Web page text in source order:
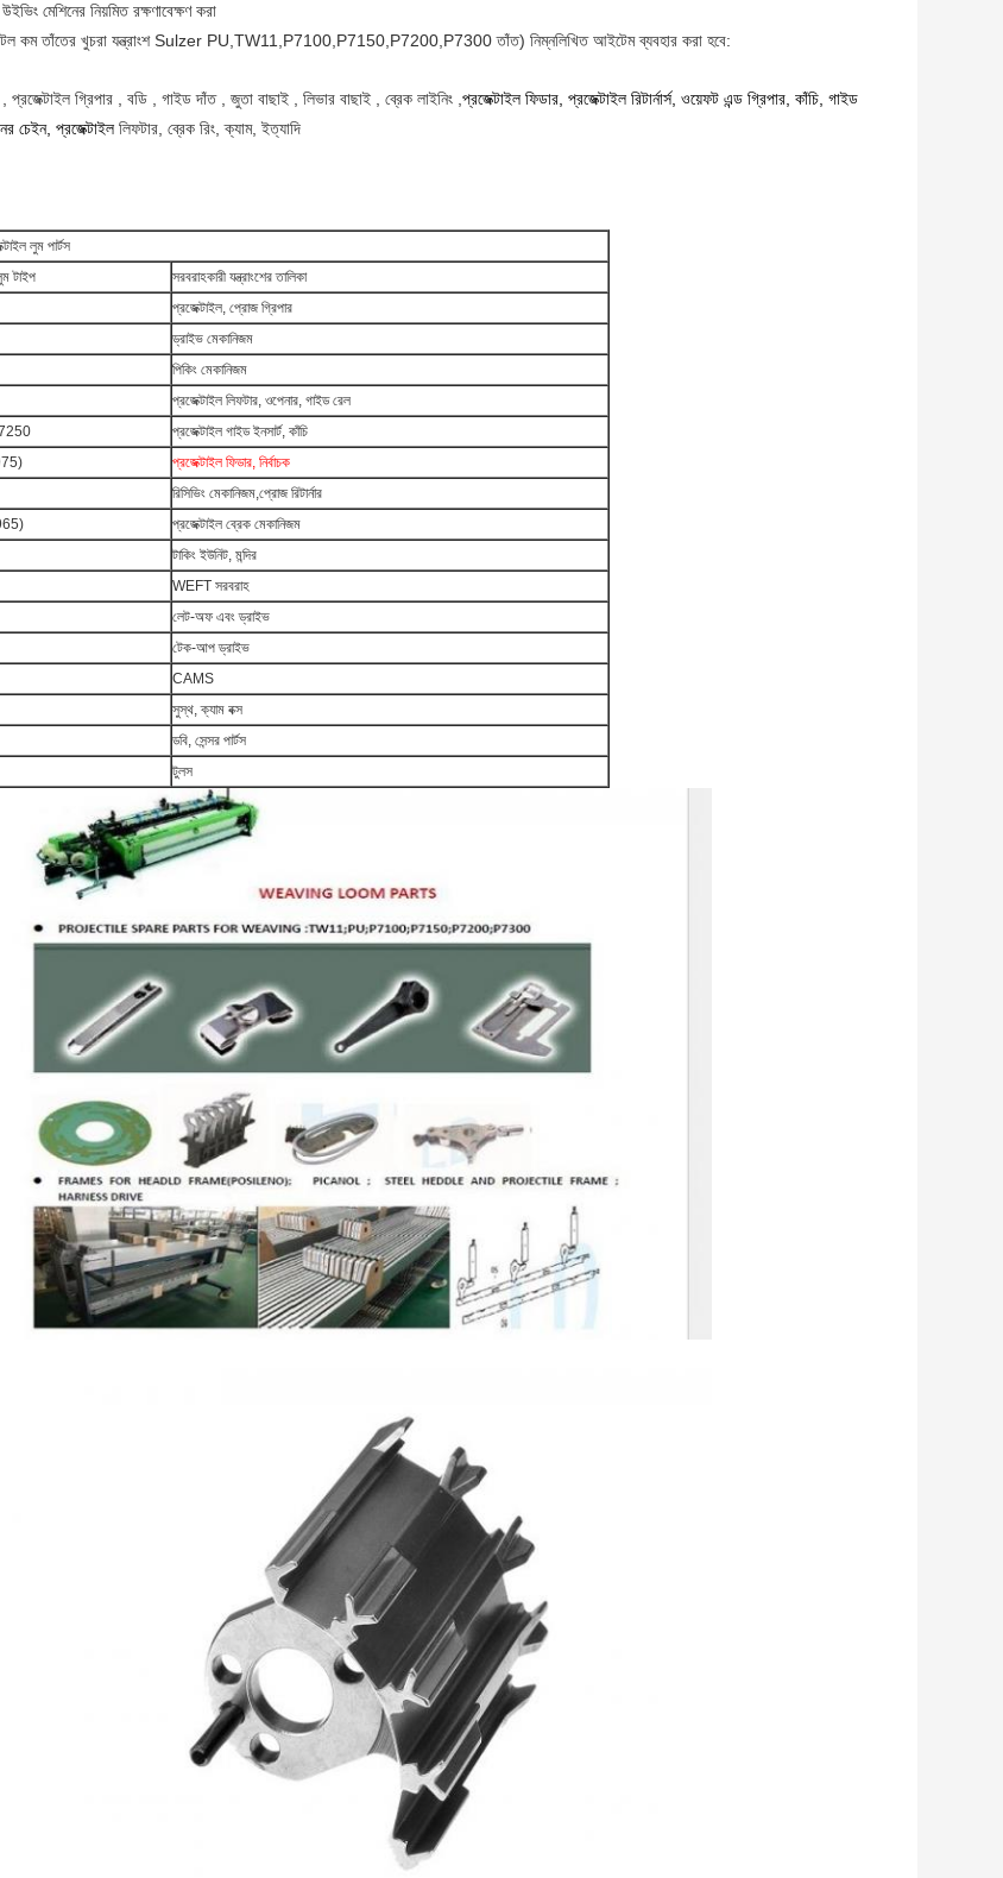
মেশিনের নিয়মিত রক্ষণাবেক্ষণ করা
কম তাঁতের খুচরা যন্ত্রাংশ Sulzer PU,TW11,P7100,P7150,P7200,P7300 তাঁত) নিম্নলিখিত আইটেম ব্যবহার করা হবে:
, প্রজেক্টাইল গ্রিপার , বডি , গাইড দাঁত , জুতা বাছাই , লিভার বাছাই , ব্রেক লাইনিং ,প্রজেক্টাইল ফিডার, প্রজেক্টাইল রিটার্নার্স, ওয়েফট এন্ড গ্রিপার, কাঁচি, গাইড
চেইন, প্রজেক্টাইল লিফটার, ব্রেক রিং, ক্যাম, ইত্যাদি
লুম পার্টস
টাইপ
সরবরাহকারী যন্ত্রাংশের তালিকা
প্রজেক্টাইল, প্রোজ গ্রিপার
ড্রাইভ মেকানিজম
পিকিং মেকানিজম
প্রজেক্টাইল লিফটার, ওপেনার, গাইড রেল
প্রজেক্টাইল গাইড ইনসার্ট, কাঁচি
প্রজেক্টাইল ফিডার, নির্বাচক
রিসিভিং মেকানিজম,প্রোজ রিটার্নার
প্রজেক্টাইল ব্রেক মেকানিজম
টাকিং ইউনিট, মন্দির
WEFT সরবরাহ
লেট-অফ এবং ড্রাইভ
টেক-আপ ড্রাইভ
CAMS
সুস্থ, ক্যাম বক্স
ডবি, সেন্সর পার্টস
টুলস